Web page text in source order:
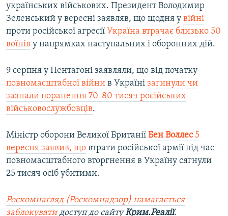
українських військових. Президент Володимир
Зеленський у вересні заявляв, що щодня у війні
проти російської агресії Україна втрачає близько 50
воїнів у напрямках наступальних і оборонних дій.
9 серпня у Пентагоні заявляли, що від початку
повномасштабної війни в Україні загинули чи
зазнали поранення 70-80 тисяч російських
військовослужбовців.
Міністр оборони Великої Британії Бен Воллес5
вересня заявив, що втрати російської армії під час
повномасштабного вторгнення в Україну сягнули
25 тисяч осіб убитими.
Роскомнагляд (Роскомнадзор) намагається
заблокуватидоступ до сайтуКрим.Реалії.